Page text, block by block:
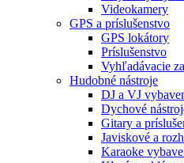
Videokamery
GPS a príslušenstvo
GPS lokátory
Príslušenstvo
Vyhľadávacie
Hudobné nástroje
DJ a VJ
Dychové
Gitary a
Javiskové a
Karaoke